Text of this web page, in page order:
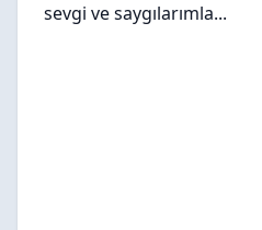
sevgi ve saygılarımla...